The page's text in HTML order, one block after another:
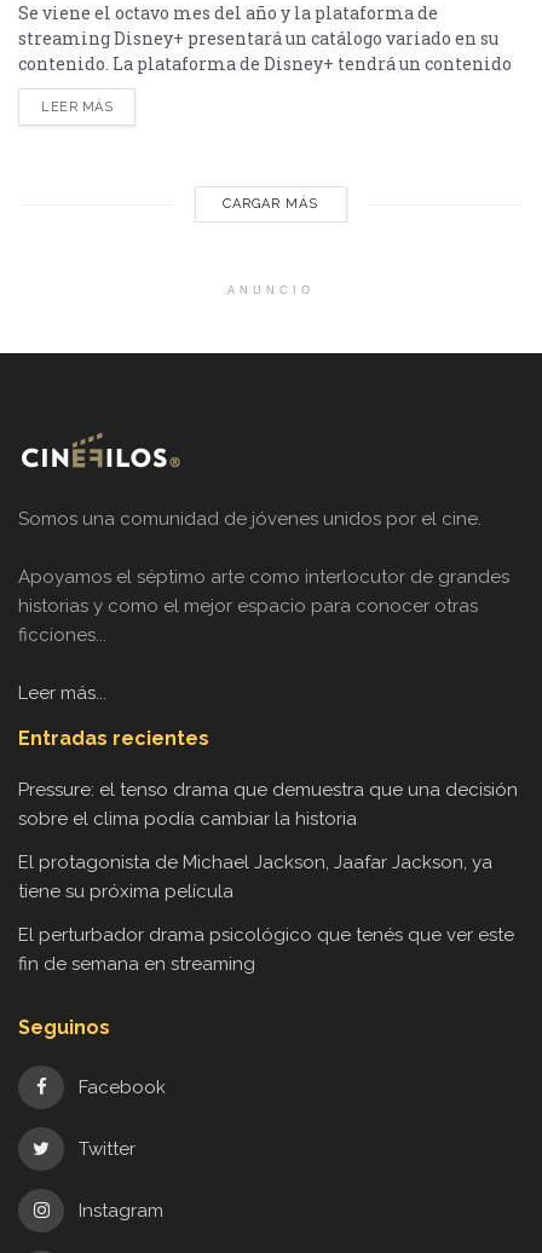
Se viene el octavo mes del año y la plataforma de
streaming Disney+ presentará un catálogo variado en su
contenido. La plataforma de Disney+ tendrá un contenido
variado durante el mes de agosto. Desde Star Wars: Visions
- La Novena Jedi hasta Animales, la lista es extensa.
LEER MÁS
CARGAR MÁS
ANUNCIO
Somos una comunidad de jóvenes unidos por el cine.
Apoyamos el séptimo arte como interlocutor de grandes
historias y como el mejor espacio para conocer otras
ficciones...
Leer más...
Entradas recientes
Pressure: el tenso drama que demuestra que una decisión
sobre el clima podía cambiar la historia
El protagonista de Michael Jackson, Jaafar Jackson, ya
tiene su próxima película
El perturbador drama psicológico que tenés que ver este
fin de semana en streaming
Seguinos
Facebook
Twitter
Instagram